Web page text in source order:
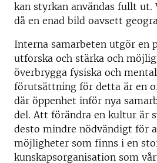
kan styrkan användas fullt
då en enad bild oavsett
Interna samarbeten utgör en
utforska och stärka och
överbrygga fysiska och
förutsättning för detta är en
där öppenhet inför nya
del. Att förändra en kultur är
desto mindre nödvändigt för
möjligheter som finns i en
kunskapsorganisation som